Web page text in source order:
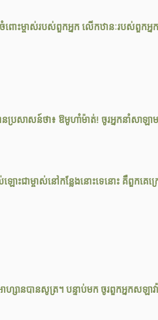
ពោះម្ចាស់របស់ពួកអ្នក លើកឋានៈរបស់ពួកអ្
ន៍ថា៖ ឱមូហាំម៉ាត់! ចូរអ្នកនាំសាឡាម(គ
ជាម្ចាស់នៅកន្លែងនោះទេនោះ គឺពួកគ
សានបានសូត្រ។ បន្ទាប់មក ចូរពួកអ្នកសឡា